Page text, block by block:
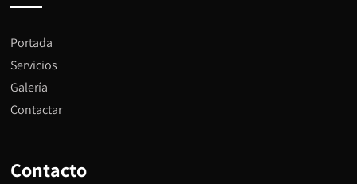
Portada
Servicios
Galería
Contactar
Contacto